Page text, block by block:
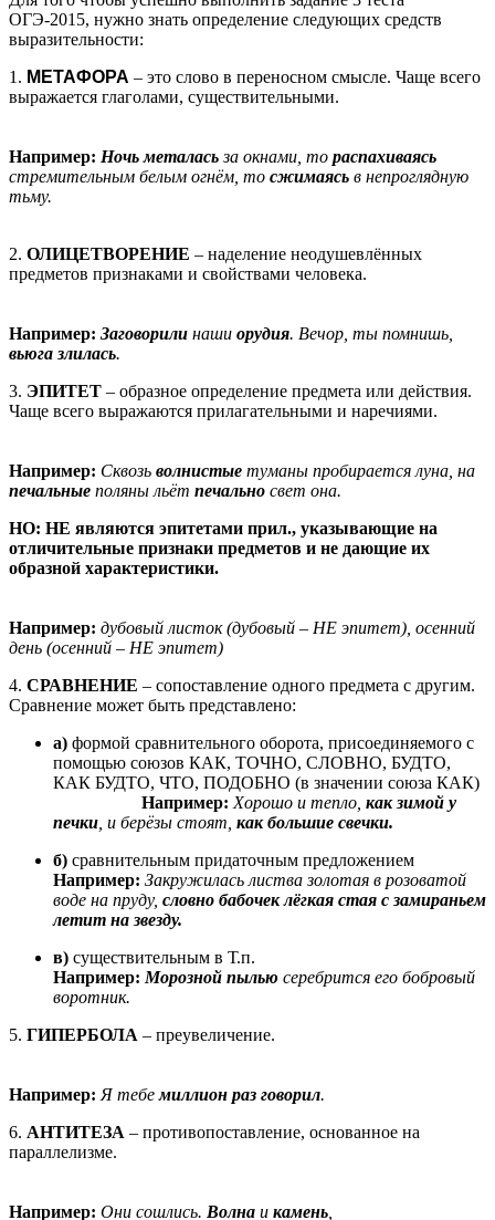
ОГЭ-2015, нужно знать определение следующих средств
выразительности:
1. МЕТАФОРА – это слово в переносном смысле. Чаще всего
выражается глаголами, существительными.
Например: Ночь металасьза окнами, то распахиваясь
стремительным белым огнём, то сжимаясь в непроглядную
тьму.
2. ОЛИЦЕТВОРЕНИЕ – наделение неодушевлённых
предметов признаками и свойствами человека.
Например: Заговорили наши орудия. Вечор, ты помнишь,
вьюга злилась.
3. ЭПИТЕТ – образное определение предмета или действия.
Чаще всего выражаются прилагательными и наречиями.
Например: Сквозь волнистые туманы пробирается луна, на
печальные поляны льёт печально свет она.
НО: НЕ являются эпитетами прил., указывающие на
отличительные признаки предметов и не дающие их
образной характеристики.
Например: дубовый листок (дубовый – НЕ эпитет), осенний
день (осенний – НЕ эпитет)
4. СРАВНЕНИЕ – сопоставление одного предмета с другим.
Сравнение может быть представлено:
а) формой сравнительного оборота, присоединяемого с
помощью союзов КАК, ТОЧНО, СЛОВНО, БУДТО,
КАК БУДТО, ЧТО, ПОДОБНО (в значении союза КАК)
Например: Хорошо и тепло, как зимой у
печки , и берёзы стоят, как большие свечки.
б) сравнительным придаточным предложением
Например: Закружилась листва золотая в розоватой
воде на пруду, словно бабочек лёгкая стая с замираньем
летит на звезду.
в) существительным в Т.п.
Например: Морозной пылью серебрится его бобровый
воротник.
5. ГИПЕРБОЛА – преувеличение.
Например: Я тебемиллион раз говорил.
6. АНТИТЕЗА – противопоставление, основанное на
параллелизме.
Например: Они сошлись. Волна и камень